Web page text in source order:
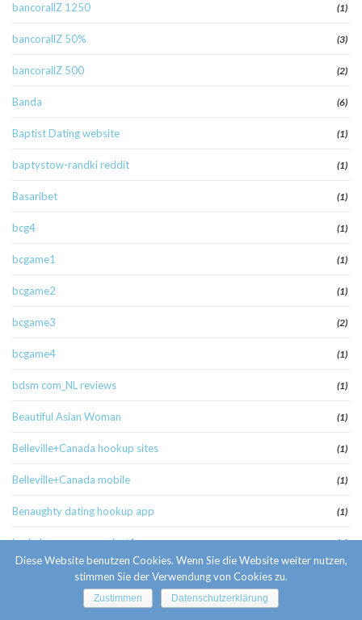
bancorallZ 1250 (1)
bancorallZ 50% (3)
bancorallZ 500 (2)
Banda (6)
Baptist Dating website (1)
baptystow-randki reddit (1)
Basaribet (1)
bcg4 (1)
bcgame1 (1)
bcgame2 (1)
bcgame3 (2)
bcgame4 (1)
bdsm com_NL reviews (1)
Beautiful Asian Woman (1)
Belleville+Canada hookup sites (1)
Belleville+Canada mobile (1)
Benaughty dating hookup app (1)
berkeleycompassproject1 (1)
best free dating sites
Best Hookup Sites online
Diese Website benutzen Cookies. Wenn Sie die Website weiter nutzen,
stimmen Sie der Verwendung von Cookies zu.
Zustimmen Datenschutzerklärung